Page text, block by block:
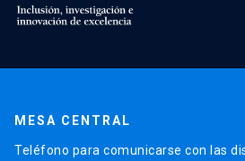
MESA CENTRAL
Teléfono para comunicarse con las